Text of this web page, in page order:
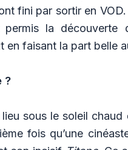
fini par sortir en
permis la
faisant la part belle
?
sous le soleil chaud
fois qu’une